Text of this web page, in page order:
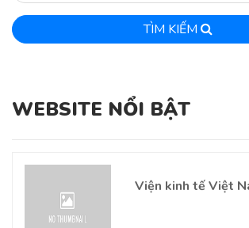
TÌM KIẾM
WEBSITE NỔI BẬT
Viện kinh tế Việt